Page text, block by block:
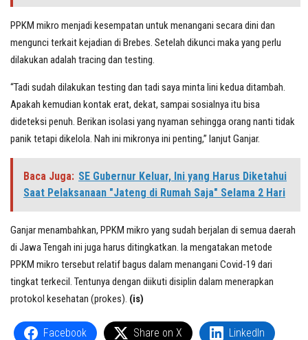
PPKM mikro menjadi kesempatan untuk menangani secara dini dan
mengunci terkait kejadian di Brebes. Setelah dikunci maka yang perlu
dilakukan adalah tracing dan testing.
“Tadi sudah dilakukan testing dan tadi saya minta lini kedua ditambah.
Apakah kemudian kontak erat, dekat, sampai sosialnya itu bisa
dideteksi penuh. Berikan isolasi yang nyaman sehingga orang nanti tidak
panik tetapi dikelola. Nah ini mikronya ini penting,” lanjut Ganjar.
Baca Juga: SE Gubernur Keluar, Ini yang Harus Diketahui
Saat Pelaksanaan "Jateng di Rumah Saja" Selama 2 Hari
Ganjar menambahkan, PPKM mikro yang sudah berjalan di semua daerah
di Jawa Tengah ini juga harus ditingkatkan. Ia mengatakan metode
PPKM mikro tersebut relatif bagus dalam menangani Covid-19 dari
tingkat terkecil. Tentunya dengan diikuti disiplin dalam menerapkan
protokol kesehatan (prokes). (is)
Facebook Share on X LinkedIn